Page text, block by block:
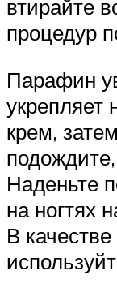
втирайте
процедур
Парафин
укрепляет
крем,
Наденьте
на ногтях
В